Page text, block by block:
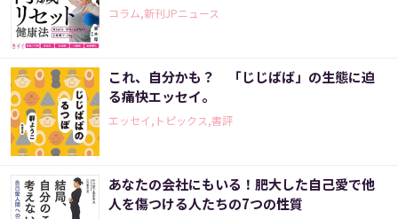
コラム,新刊JPニュース
これ、自分かも？ 「じじばば」の生態に迫
る痛快エッセイ。
エッセイ,トピックス,書評
あなたの会社にもいる！肥大した自己愛で他
人を傷つける人たちの7つの性質